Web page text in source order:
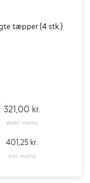
321,00 kr.
ekskl. moms
401,25 kr.
inkl. moms